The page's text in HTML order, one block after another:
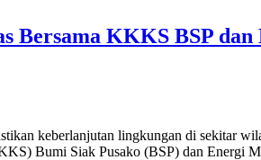
Bersama KKKS BSP
keberlanjutan lingkungan di sekitar
Bumi Siak Pusako (BSP) dan Energi